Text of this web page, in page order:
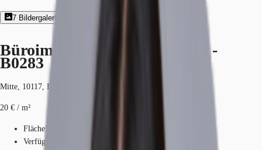
7 Bildergalerie
Büroimmobilie - Berlin, Mitte -
B0283
Mitte, 10117, Berlin, Berlin
20 € / m²
Fläche560 - 3.979 m²
Verfügbarkeit